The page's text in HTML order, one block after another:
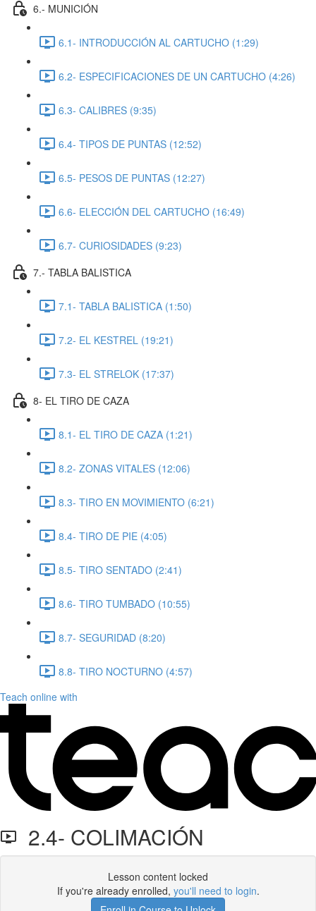
6.- MUNICIÓN
6.1- INTRODUCCIÓN AL CARTUCHO (1:29)
6.2- ESPECIFICACIONES DE UN CARTUCHO (4:26)
6.3- CALIBRES (9:35)
6.4- TIPOS DE PUNTAS (12:52)
6.5- PESOS DE PUNTAS (12:27)
6.6- ELECCIÓN DEL CARTUCHO (16:49)
6.7- CURIOSIDADES (9:23)
7.- TABLA BALISTICA
7.1- TABLA BALISTICA (1:50)
7.2- EL KESTREL (19:21)
7.3- EL STRELOK (17:37)
8- EL TIRO DE CAZA
8.1- EL TIRO DE CAZA (1:21)
8.2- ZONAS VITALES (12:06)
8.3- TIRO EN MOVIMIENTO (6:21)
8.4- TIRO DE PIE (4:05)
8.5- TIRO SENTADO (2:41)
8.6- TIRO TUMBADO (10:55)
8.7- SEGURIDAD (8:20)
8.8- TIRO NOCTURNO (4:57)
Teach online with
2.4- COLIMACIÓN
Lesson content locked
If you're already enrolled, you'll need to login.